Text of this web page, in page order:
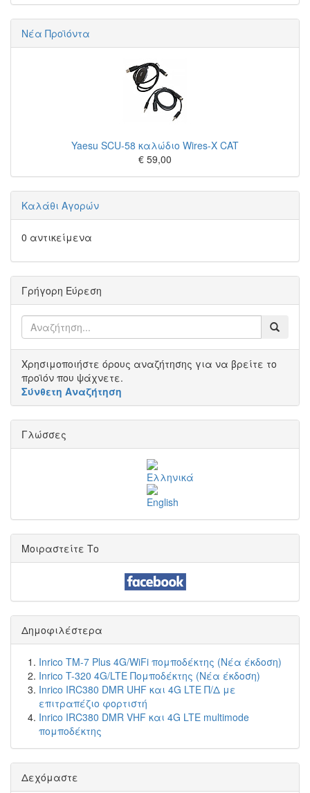
Νέα Προϊόντα
Yaesu SCU-58 καλώδιο Wires-X CAT
€ 59,00
Καλάθι Αγορών
0 αντικείμενα
Γρήγορη Εύρεση
Χρησιμοποιήστε όρους αναζήτησης για να βρείτε το
προϊόν που ψάχνετε.
Σύνθετη Αναζήτηση
Γλώσσες
Μοιραστείτε Το
Δημοφιλέστερα
Inrico TM-7 Plus 4G/WiFi πομποδέκτης (Νέα έκδοση)
Inrico T-320 4G/LTE Πομποδέκτης (Νέα έκδοση)
Inrico IRC380 DMR UHF και 4G LTE Π/Δ με
επιτραπέζιο φορτιστή
Inrico IRC380 DMR VHF και 4G LTE multimode
πομποδέκτης
Δεχόμαστε